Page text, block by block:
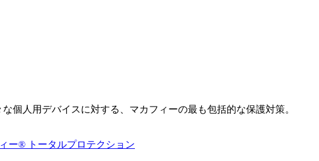
個人用デバイスに対する、マカフィーの最も包括的な保護対策。
ー® トータルプロテクション